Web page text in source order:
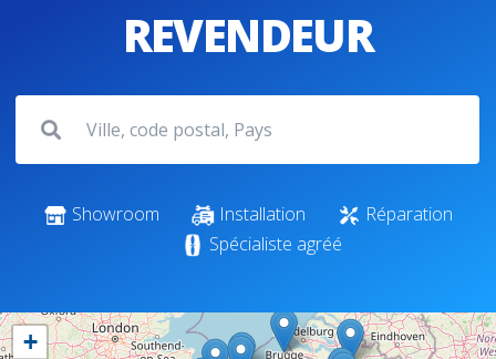
REVENDEUR
Showroom Installation
Réparation
Spécialiste agréé
+